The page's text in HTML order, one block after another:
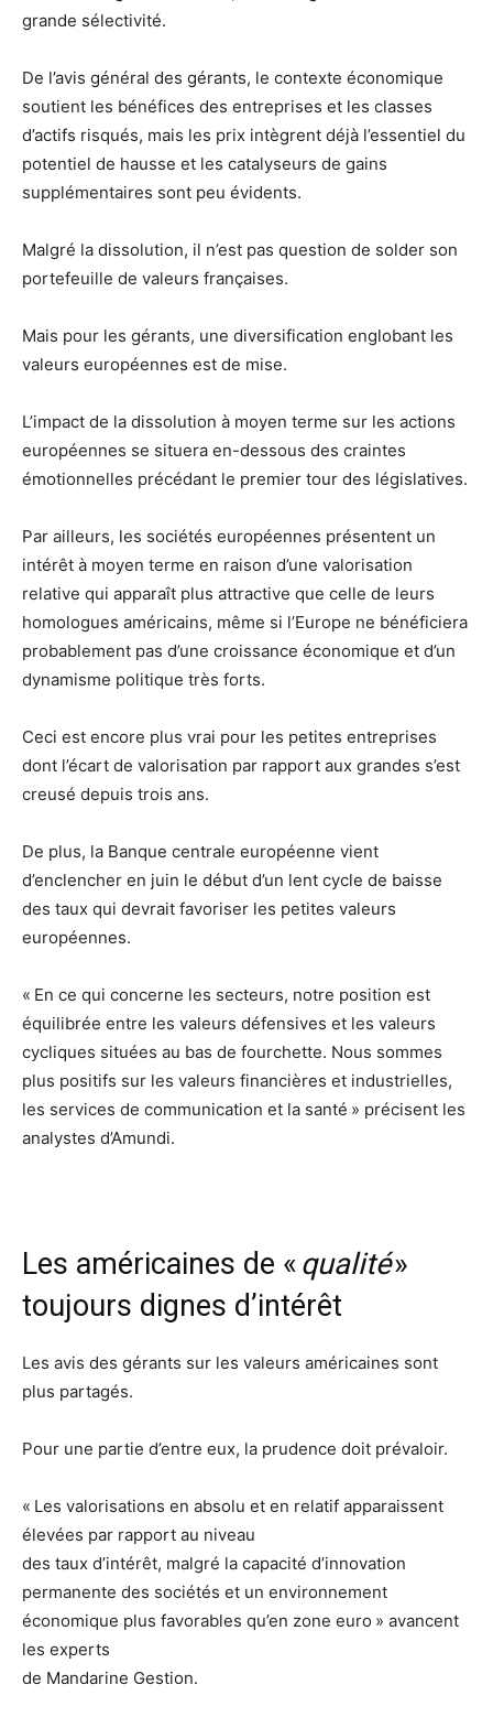
grande sélectivité.
De l’avis général des gérants, le contexte économique
soutient les bénéfices des entreprises et les classes
d’actifs risqués, mais les prix intègrent déjà l’essentiel du
potentiel de hausse et les catalyseurs de gains
supplémentaires sont peu évidents.
Malgré la dissolution, il n’est pas question de solder son
portefeuille de valeurs françaises.
Mais pour les gérants, une diversification englobant les
valeurs européennes est de mise.
L’impact de la dissolution à moyen terme sur les actions
européennes se situera en-dessous des craintes
émotionnelles précédant le premier tour des législatives.
Par ailleurs, les sociétés européennes présentent un
intérêt à moyen terme en raison d’une valorisation
relative qui apparaît plus attractive que celle de leurs
homologues américains, même si l’Europe ne bénéficiera
probablement pas d’une croissance économique et d’un
dynamisme politique très forts.
Ceci est encore plus vrai pour les petites entreprises
dont l’écart de valorisation par rapport aux grandes s’est
creusé depuis trois ans.
De plus, la Banque centrale européenne vient
d’enclencher en juin le début d’un lent cycle de baisse
des taux qui devrait favoriser les petites valeurs
européennes.
« En ce qui concerne les secteurs, notre position est
équilibrée entre les valeurs défensives et les valeurs
cycliques situées au bas de fourchette. Nous sommes
plus positifs sur les valeurs financières et industrielles,
les services de communication et la santé » précisent les
analystes d’Amundi.
Les américaines de «qualité»
toujours dignes d’intérêt
Les avis des gérants sur les valeurs américaines sont
plus partagés.
Pour une partie d’entre eux, la prudence doit prévaloir.
« Les valorisations en absolu et en relatif apparaissent
élevées par rapport au niveau
des taux d’intérêt, malgré la capacité d’innovation
permanente des sociétés et un environnement
économique plus favorables qu’en zone euro » avancent
les experts
de Mandarine Gestion.